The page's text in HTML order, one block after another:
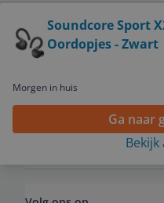
Soundcore Sport
Oordopjes - Zwart
Morgen in huis
Ga naar
Service
Algemeen